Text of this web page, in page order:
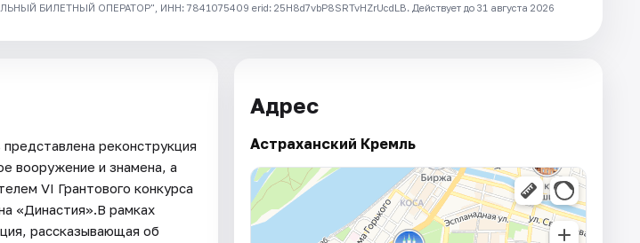
БИЛЕТНЫЙ ОПЕРАТОР", ИНН: 7841075409 erid: 25H8d7vbP8SRTvHZrUcdLB. Действует до 31 августа 2026
реконструкция
вооружение и знамена, а
VI Грантового конкурса
«Династия».В рамках
рассказывающая об
Адрес
Астраханский Кремль